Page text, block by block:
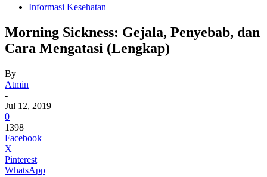
Informasi Kesehatan
Morning Sickness: Gejala, Penyebab, dan
Cara Mengatasi (Lengkap)
By
Atmin
-
Jul 12, 2019
0
1398
Facebook
X
Pinterest
WhatsApp